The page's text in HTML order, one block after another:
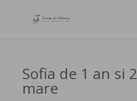
Sofia de 1 an si
mare